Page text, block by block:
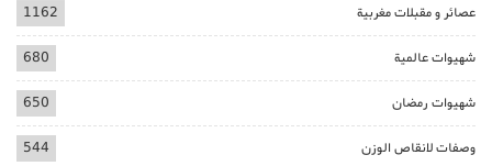
عصائر و مقبلات مغربية 1162
شهيوات عالمية 680
شهيوات رمضان 650
وصفات لانقاص الوزن 544